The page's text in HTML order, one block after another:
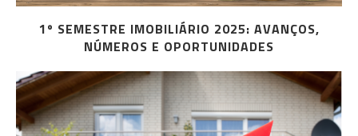
1º SEMESTRE IMOBILIÁRIO 2025: AVANÇOS,
NÚMEROS E OPORTUNIDADES